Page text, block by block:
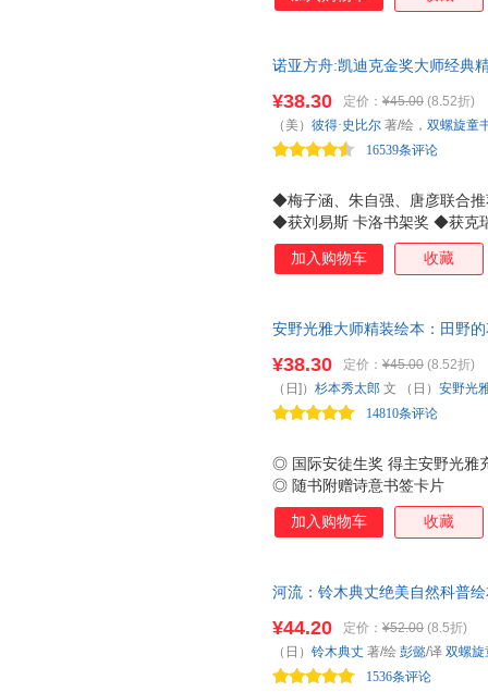
置皆有章法。首先，轻薄的水
草有机分割，形成块面上的悬
节奏上，故事采用两拍一组，
诺亚方舟:凯迪克金奖大师经典
首。一本孩子看得兴致盎然、
◆梅子涵、朱自强、唐彦联合
◆获刘易斯 卡洛书架奖 ◆获克
*插画书奖 ◆长踞美国畅销书
委员会、美国图书馆协会联合
不是儿童的。所有给儿童阅读
大量地运用分割画面，将一个
对对动
¥38.30 定价： ¥45.00 (8.52折)
16539条评论
（美） 彼得·史比尔 著/绘， 双螺旋童
加入购物车 收藏
安野光雅大师精装绘本：田野
的远超耶鲁哈佛，开发孩子的
螺旋童书馆）
◎ 国际安徒生奖 得主安野光雅
◎ 随书附赠诗意书签卡片
¥38.30 定价： ¥45.00 (8.52折)
14810条评论
（日]） 杉本秀太郎 文 （日） 安野光
社
加入购物车 收藏
河流：铃木典丈绝美自然科普
系列作者）铃木典丈的经典自
态系统的丰富多样性，激发大
¥44.20 定价： ¥52.00 (8.5折)
1536条评论
（日） 铃木典丈 著/绘 彭懿/译 双螺旋